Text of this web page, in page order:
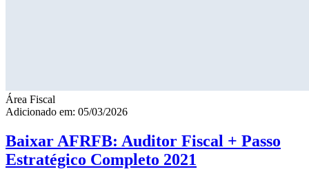
Área Fiscal
Adicionado em: 05/03/2026
Baixar AFRFB: Auditor Fiscal + Passo
Estratégico Completo 2021